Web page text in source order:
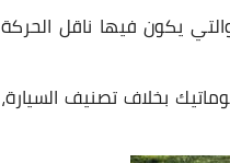
يكون فيها ناقل الحركة
بخلاف تصنيف السيارة،